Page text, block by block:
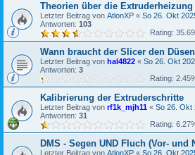
Theorien über die Extruderheizung
Letzter Beitrag von AtlonXP « So 26. Okt
Antworten: 103
Rating:
Wann braucht der Slicer den
Letzter Beitrag von hal4822 « So 26. Okt
Antworten: 3
Rating:
Kalibrierung der Extruderschritte
Letzter Beitrag von rf1k_mjh11 « So 26. Okt
Antworten: 31
Rating:
DMS - Segen UND Fluch (Vor- und
Letzter Beitrag von AtlonXP « So 26. Okt